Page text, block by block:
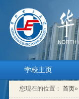
学校主页
您现在的位置： 首页»